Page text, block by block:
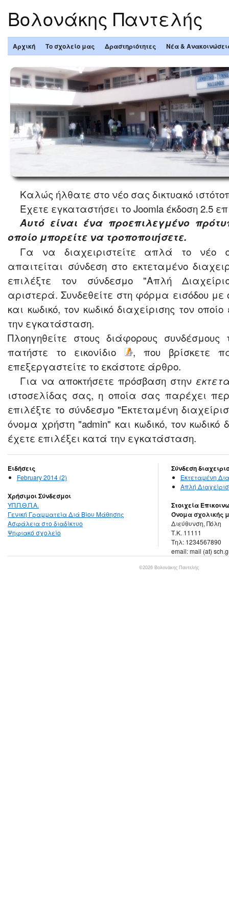
Βολονάκης Παντελής
Αρχική Το σχολείο μας Δραστηριότητες Νέα &
Καλώς ήλθατε στο νέο σας δικτυακό
Έχετε εγκαταστήσει το Joomla έκδοση 2.5
Αυτό είναι ένα προεπιλεγμένο
οποίο μπορείτε να τροποποιήσετε.
Γα να διαχειριστείτε απλά το νέο
απαιτείται σύνδεση στο εκτεταμένο
επιλέξτε τον σύνδεσμο "Απλή
αριστερά. Συνδεθείτε στη φόρμα εισόδου με
και κωδικό, τον κωδικό διαχείρισης τον
την εγκατάσταση.
Πλοηγηθείτε στους διάφορους συνδέσμους
πατήστε το εικονίδιο
, που βρίσκετε
επεξεργαστείτε το εκάστοτε άρθρο.
Για να αποκτήσετε πρόσβαση στην
ιστοσελίδας σας, η οποία σας παρέχει
επιλέξτε το σύνδεσμο "Εκτεταμένη
όνομα χρήστη "admin" και κωδικό, τον κωδικό
έχετε επιλέξει κατά την εγκατάσταση.
Ειδήσεις
February 2014 (2)
Χρήσιμοι Σύνδεσμοι
ΥΠ.Π.Θ.Π.Α.
Γενική Γραμματεία Διά Βίου Μάθησης
Ασφάλεια στο διαδίκτυο
Ψηφιακό σχολείο
Σύνδεση
Εκτεταμένη
Απλή
Στοιχεία
Όνομα σχολικής
Διεύθυνση, Πόλη
Τ.Κ. 11111
Τηλ: 1234567890
email: mail (at)
©2026 Βολονάκης Παντελής